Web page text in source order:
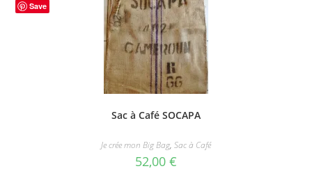
Save
Sac à Café SOCAPA
Je crée mon Big Bag, Sac à Café
52,00 €